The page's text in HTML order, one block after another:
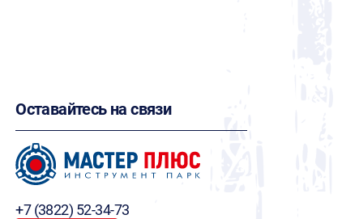
Оставайтесь на связи
+7 (3822) 52-34-73